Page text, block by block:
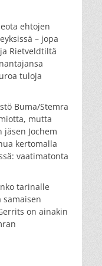
ehtojen
– jopa
Rietveldtiltä
tuloja
Buma/Stemra
mutta
Jochem
kertomalla
vaatimatonta
tarinalle
on ainakin